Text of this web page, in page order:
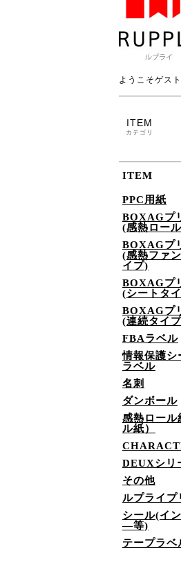
ようこそゲス
ITEM
カテゴリ
ITEM
PPC用紙
BOXAGプ
(感熱ロー
BOXAGプ
(感熱ファ
イプ)
BOXAGプ
(シートタ
BOXAGプ
(連続タイ
FBAラベル
情報保護シ
ラベル
名刺
ダンボール
感熱ロール
ル紙）
DEUXシリ
その他
ルプライプ
シール(イ
―等)
テープラベ